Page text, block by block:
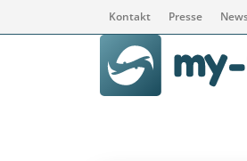
Kontakt Presse